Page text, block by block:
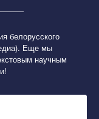
белорусского
Еще мы
научным